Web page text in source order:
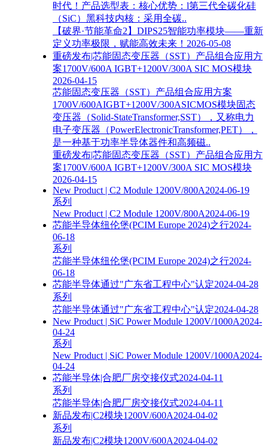
时代！产品选型表：核心优势：l第三代全碳化硅
（SiC）黑科技内核：采用全碳..
【破界·节能革命2】DIPS25智能功率模块——重新
定义功率极限，赋能高效未来！ 2026-05-08
重磅发布|芯能固态变压器（SST）产品组合应用方
案1700V/600A IGBT+1200V/300A SIC MOS模块
2026-04-15
芯能固态变压器（SST）产品组合应用方案
1700V/600AIGBT+1200V/300ASICMOS模块固态
变压器（Solid-StateTransformer,SST），又称电力
电子变压器（PowerElectronicTransformer,PET），
是一种基于功率半导体器件和高频磁..
重磅发布|芯能固态变压器（SST）产品组合应用方
案1700V/600A IGBT+1200V/300A SIC MOS模块
2026-04-15
New Product | C2 Module 1200V/800A2024-06-19
系列
New Product | C2 Module 1200V/800A2024-06-19
芯能半导体纽伦堡(PCIM Europe 2024)之行2024-
06-18
系列
芯能半导体纽伦堡(PCIM Europe 2024)之行2024-
06-18
芯能半导体通过"广东省工程中心"认定2024-04-28
系列
芯能半导体通过"广东省工程中心"认定2024-04-28
New Product | SiC Power Module 1200V/1000A2024-
04-24
系列
New Product | SiC Power Module 1200V/1000A2024-
04-24
芯能半导体|合肥厂房交接仪式2024-04-11
系列
芯能半导体|合肥厂房交接仪式2024-04-11
新品发布|C2模块1200V/600A2024-04-02
系列
新品发布|C2模块1200V/600A2024-04-02